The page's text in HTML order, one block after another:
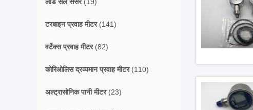
टरबाइन प्रवाह मीटर(141)
वर्टेक्स प्रवाह मीटर(82)
कोरिओलिस द्रव्यमान प्रवाह मीटर(110)
अल्ट्रासोनिक पानी मीटर(23)